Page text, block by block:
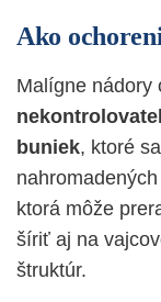
Ako
Malígne nádory
buniek, ktoré
ktorá môže
šíriť aj na
štruktúr.